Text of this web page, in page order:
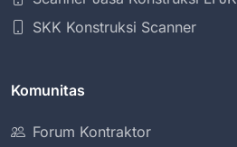
SKK Konstruksi Scanner
Komunitas
Forum Kontraktor